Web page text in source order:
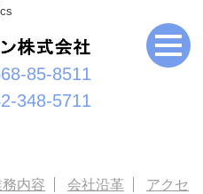
85-8511
348-5711
内容 会社沿革
アクセ